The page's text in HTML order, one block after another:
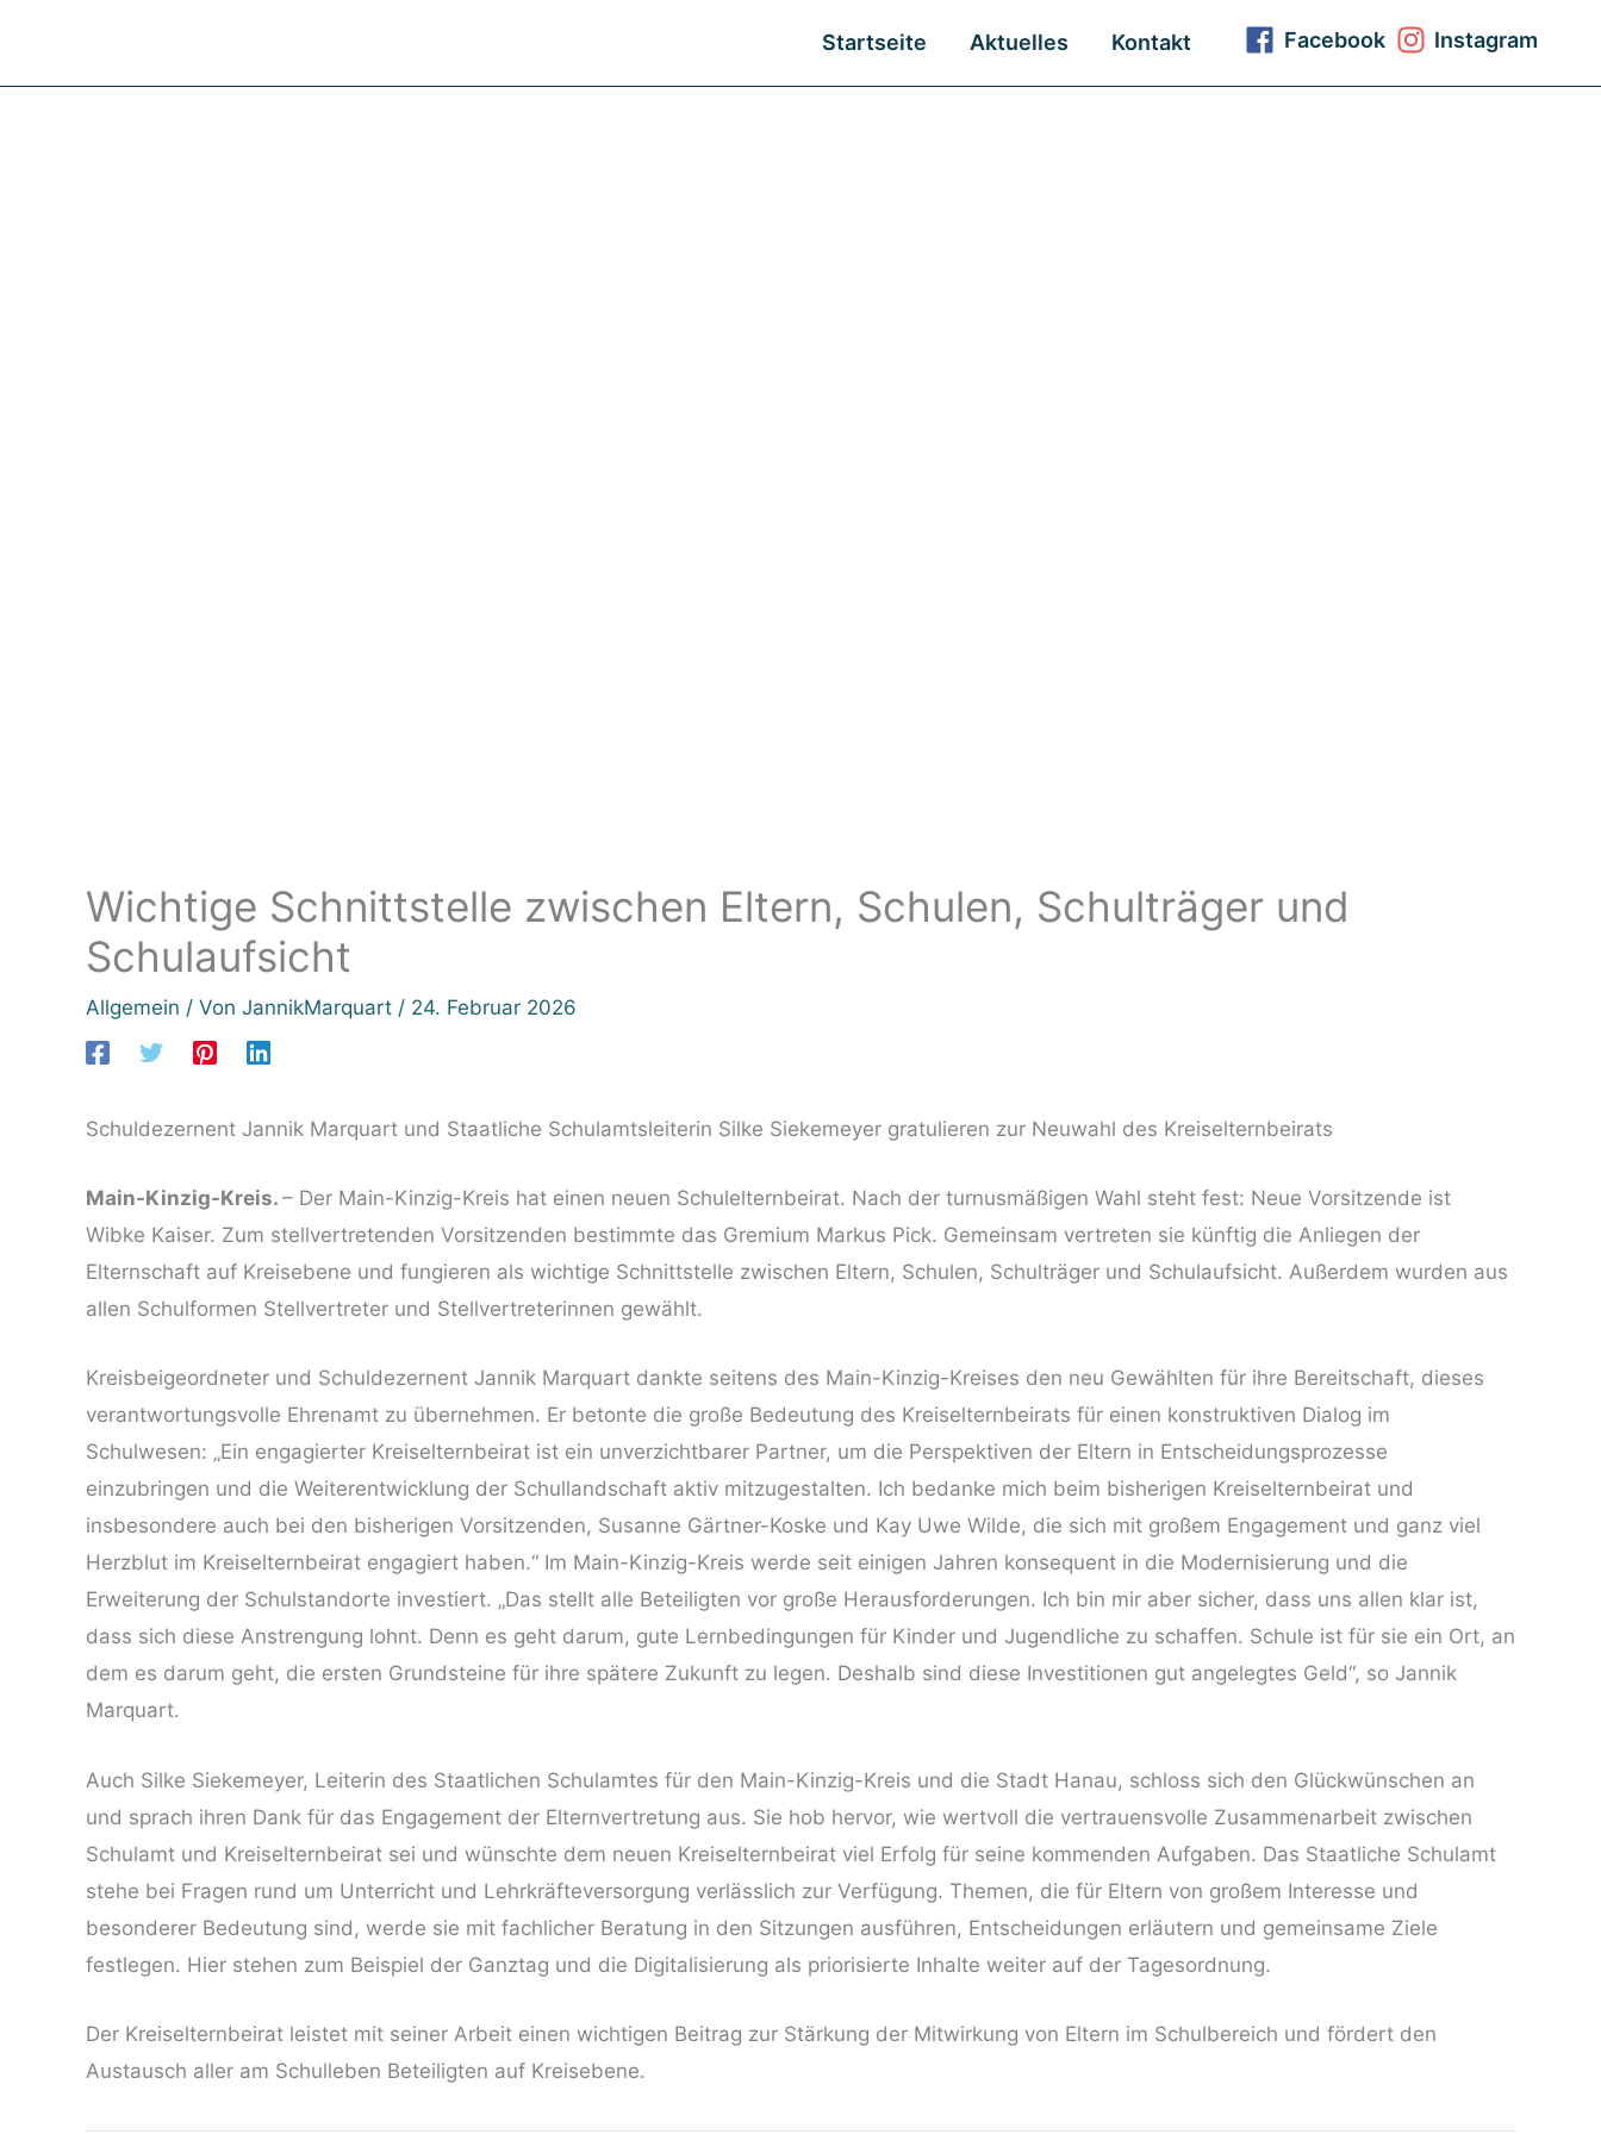
springen
Startseite Aktuelles Kontakt Facebook Instagram
Wichtige Schnittstelle zwischen Eltern, Schulen, Schulträger und
Schulaufsicht
Allgemein / Von JannikMarquart / 24. Februar 2026
Schuldezernent Jannik Marquart und Staatliche Schulamtsleiterin Silke Siekemeyer gratulieren zur Neuwahl des Kreiselternbeirats
Main-Kinzig-Kreis. – Der Main-Kinzig-Kreis hat einen neuen Schulelternbeirat. Nach der turnusmäßigen Wahl steht fest: Neue Vorsitzende ist
Wibke Kaiser. Zum stellvertretenden Vorsitzenden bestimmte das Gremium Markus Pick. Gemeinsam vertreten sie künftig die Anliegen der
Elternschaft auf Kreisebene und fungieren als wichtige Schnittstelle zwischen Eltern, Schulen, Schulträger und Schulaufsicht. Außerdem wurden aus
allen Schulformen Stellvertreter und Stellvertreterinnen gewählt.
Kreisbeigeordneter und Schuldezernent Jannik Marquart dankte seitens des Main-Kinzig-Kreises den neu Gewählten für ihre Bereitschaft, dieses
verantwortungsvolle Ehrenamt zu übernehmen. Er betonte die große Bedeutung des Kreiselternbeirats für einen konstruktiven Dialog im
Schulwesen: „Ein engagierter Kreiselternbeirat ist ein unverzichtbarer Partner, um die Perspektiven der Eltern in Entscheidungsprozesse
einzubringen und die Weiterentwicklung der Schullandschaft aktiv mitzugestalten. Ich bedanke mich beim bisherigen Kreiselternbeirat und
insbesondere auch bei den bisherigen Vorsitzenden, Susanne Gärtner-Koske und Kay Uwe Wilde, die sich mit großem Engagement und ganz viel
Herzblut im Kreiselternbeirat engagiert haben.“ Im Main-Kinzig-Kreis werde seit einigen Jahren konsequent in die Modernisierung und die
Erweiterung der Schulstandorte investiert. „Das stellt alle Beteiligten vor große Herausforderungen. Ich bin mir aber sicher, dass uns allen klar ist,
dass sich diese Anstrengung lohnt. Denn es geht darum, gute Lernbedingungen für Kinder und Jugendliche zu schaffen. Schule ist für sie ein Ort, an
dem es darum geht, die ersten Grundsteine für ihre spätere Zukunft zu legen. Deshalb sind diese Investitionen gut angelegtes Geld“, so Jannik
Marquart.
Auch Silke Siekemeyer, Leiterin des Staatlichen Schulamtes für den Main-Kinzig-Kreis und die Stadt Hanau, schloss sich den Glückwünschen an
und sprach ihren Dank für das Engagement der Elternvertretung aus. Sie hob hervor, wie wertvoll die vertrauensvolle Zusammenarbeit zwischen
Schulamt und Kreiselternbeirat sei und wünschte dem neuen Kreiselternbeirat viel Erfolg für seine kommenden Aufgaben. Das Staatliche Schulamt
stehe bei Fragen rund um Unterricht und Lehrkräfteversorgung verlässlich zur Verfügung. Themen, die für Eltern von großem Interesse und
besonderer Bedeutung sind, werde sie mit fachlicher Beratung in den Sitzungen ausführen, Entscheidungen erläutern und gemeinsame Ziele
festlegen. Hier stehen zum Beispiel der Ganztag und die Digitalisierung als priorisierte Inhalte weiter auf der Tagesordnung.
Der Kreiselternbeirat leistet mit seiner Arbeit einen wichtigen Beitrag zur Stärkung der Mitwirkung von Eltern im Schulbereich und fördert den
Austausch aller am Schulleben Beteiligten auf Kreisebene.